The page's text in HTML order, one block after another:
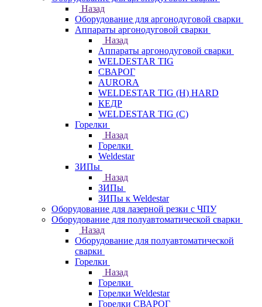
Назад
Оборудование для аргонодуговой сварки
Аппараты аргонодуговой сварки
Назад
Аппараты аргонодуговой сварки
WELDESTAR TIG
СВАРОГ
AURORA
WELDESTAR TIG (H) HARD
КЕДР
WELDESTAR TIG (С)
Горелки
Назад
Горелки
Weldestar
ЗИПы
Назад
ЗИПы
ЗИПы к Weldestar
Оборудование для лазерной резки с ЧПУ
Оборудование для полуавтоматической сварки
Назад
Оборудование для полуавтоматической
сварки
Горелки
Назад
Горелки
Горелки Weldestar
Горелки СВАРОГ